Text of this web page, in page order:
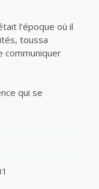
l’époque où il
toussa
communiquer
qui se